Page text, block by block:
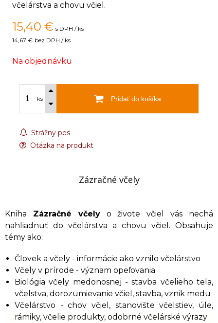
včelárstva a chovu včiel.
15,40 € s DPH / ks
14,67 € bez DPH / ks
Na objednávku
ks Pridať do košíka
Strážny pes
Otázka na produkt
Zázračné včely
Kniha Zázračné včelyo živote včiel vás nechá
nahliadnuť do včelárstva a chovu včiel. Obsahuje
témy ako:
Človek a včely - informácie ako vznilo včelárstvo
Včely v prírode - význam opeľovania
Biológia včely medonosnej - stavba včelieho tela,
včelstva, dorozumievanie včiel, stavba, vznik medu
Včelárstvo - chov včiel, stanovište včelstiev, úle,
rámiky, včelie produkty, odobrné včelárské výrazy